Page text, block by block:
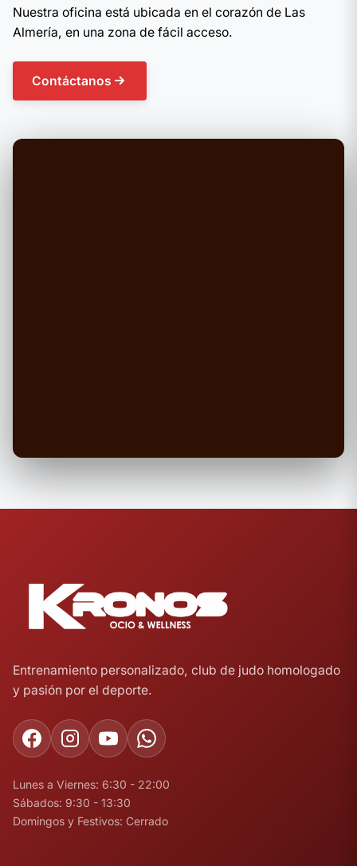
Nuestra oficina está ubicada en el corazón de Las
Almería, en una zona de fácil acceso.
Contáctanos
Entrenamiento personalizado, club de judo homologado
y pasión por el deporte.
Lunes a Viernes: 6:30 - 22:00
Sábados: 9:30 - 13:30
Domingos y Festivos: Cerrado